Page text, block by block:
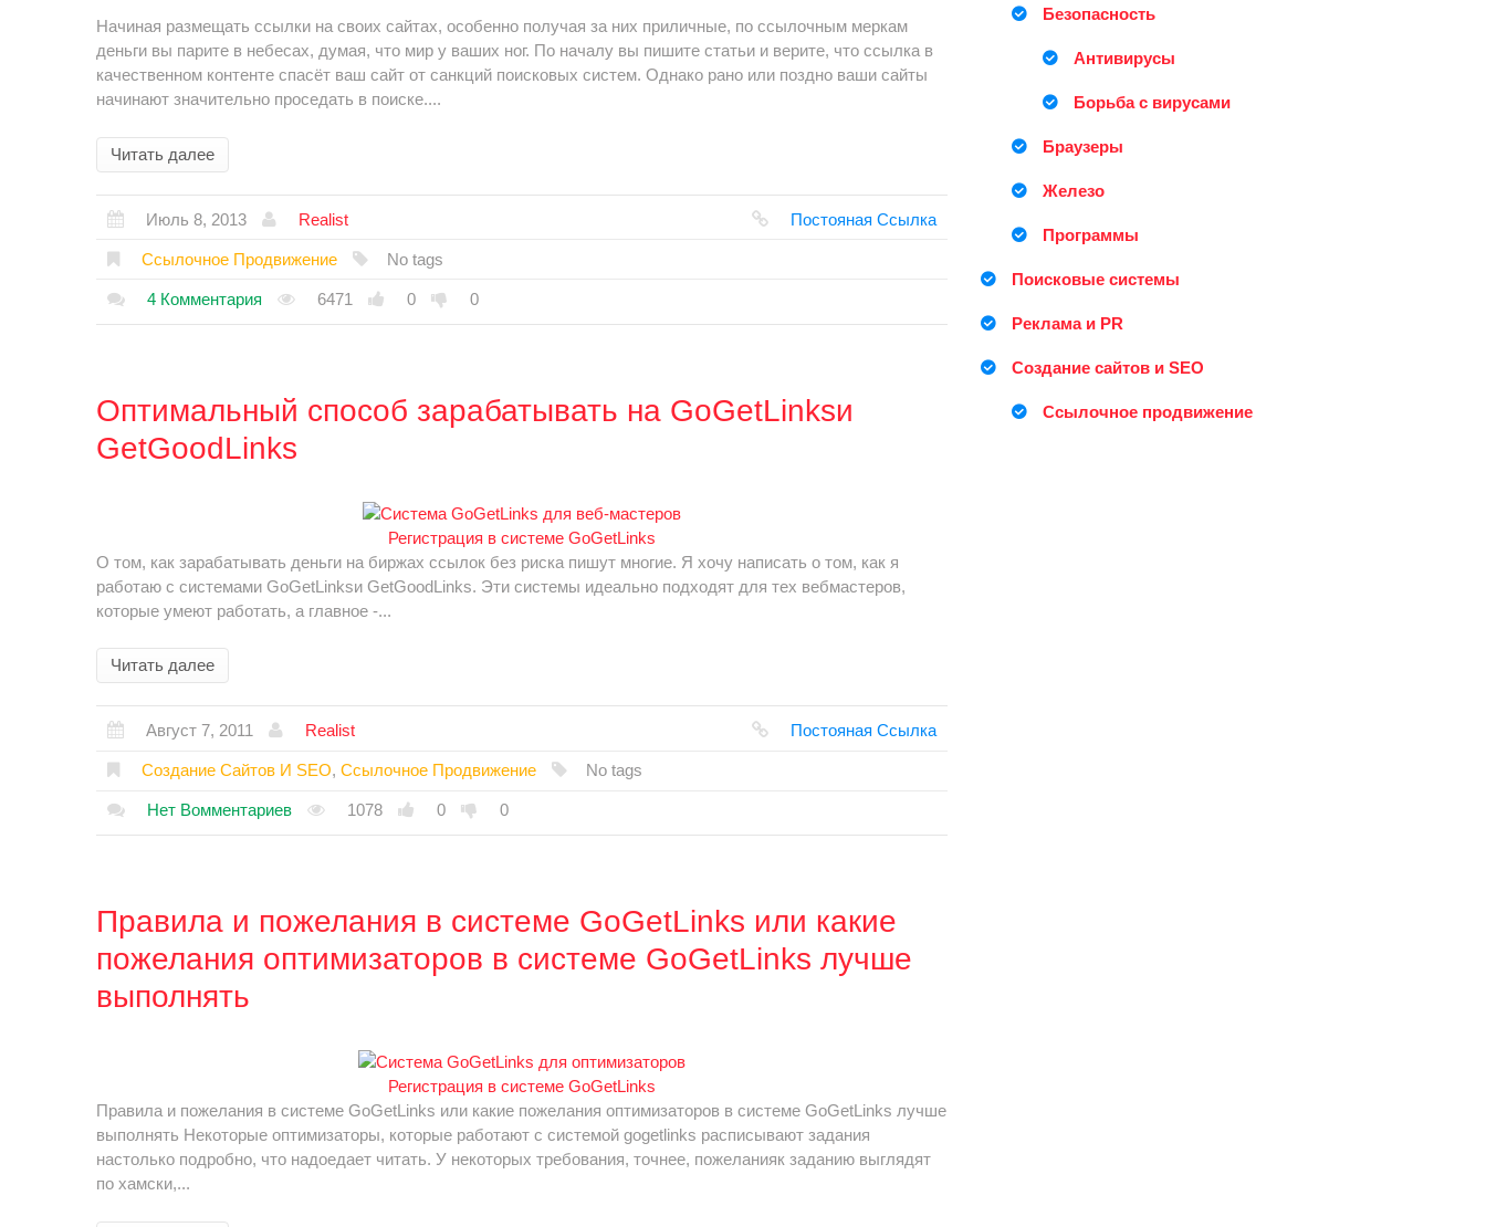
Начиная размещать ссылки на своих сайтах, особенно получая за них приличные, по ссылочным меркам
деньги вы парите в небесах, думая, что мир у ваших ног. По началу вы пишите статьи и верите, что ссылка в
качественном контенте спасёт ваш сайт от санкций поисковых систем. Однако рано или поздно ваши сайты
начинают значительно проседать в поиске....
Читать далее
Июль 8, 2013 Realist Постояная Ссылка
Ссылочное Продвижение No tags
4 Комментария 6471 0 0
Оптимальный способ зарабатывать на GoGetLinksи
GetGoodLinks
Регистрация в системе GoGetLinks
О том, как зарабатывать деньги на биржах ссылок без риска пишут многие. Я хочу написать о том, как я
работаю с системами GoGetLinksи GetGoodLinks. Эти системы идеально подходят для тех вебмастеров,
которые умеют работать, а главное -...
Читать далее
Август 7, 2011 Realist Постояная Ссылка
Создание Сайтов И SEO, Ссылочное Продвижение No tags
Нет Вомментариев 1078 0 0
Правила и пожелания в системе GoGetLinks или какие
пожелания оптимизаторов в системе GoGetLinks лучше
выполнять
Регистрация в системе GoGetLinks
Правила и пожелания в системе GoGetLinks или какие пожелания оптимизаторов в системе GoGetLinks лучше
выполнять Некоторые оптимизаторы, которые работают с системой gogetlinks расписывают задания
настолько подробно, что надоедает читать. У некоторых требования, точнее, пожеланияк заданию выглядят
по хамски,...
Безопасность
Антивирусы
Борьба с вирусами
Браузеры
Железо
Программы
Поисковые системы
Реклама и PR
Создание сайтов и SEO
Ссылочное продвижение